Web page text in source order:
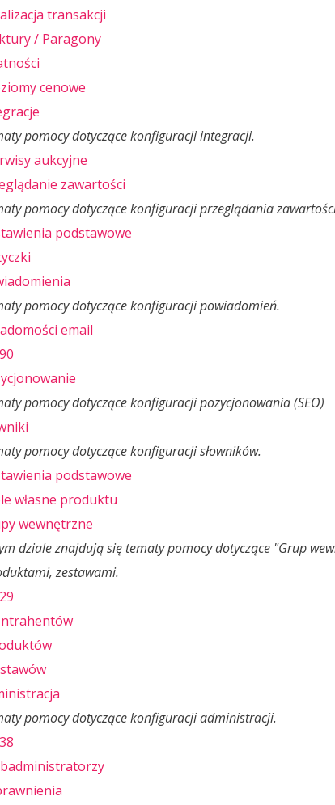
transakcji
/ Paragony
cenowe
pomocy dotyczące konfiguracji integracji.
aukcyjne
zawartości
pomocy dotyczące konfiguracji przeglądania
podstawowe
pomocy dotyczące konfiguracji powiadomień.
email
pomocy dotyczące konfiguracji pozycjonowania (SEO)
pomocy dotyczące konfiguracji słowników.
podstawowe
własne produktu
wewnętrzne
dziale znajdują się tematy pomocy dotyczące "Grup
zestawami.
pomocy dotyczące konfiguracji administracji.